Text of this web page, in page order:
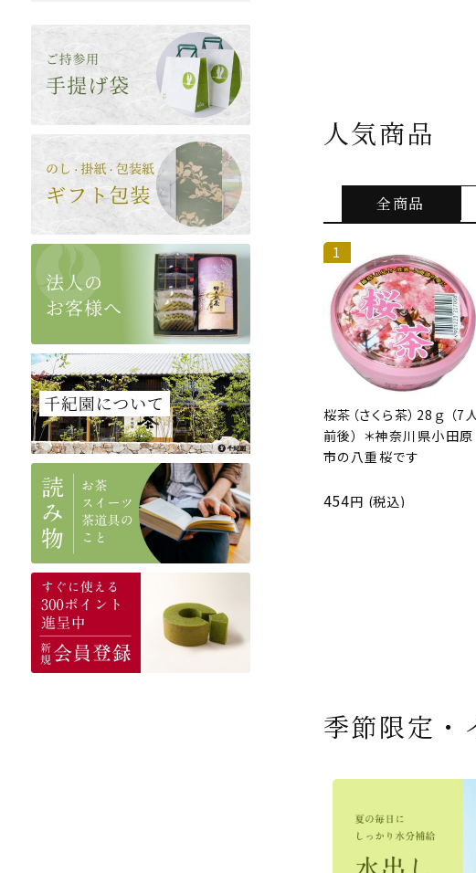
人気商品
全商品
桜茶（さくら茶）28ｇ （7
前後） ＊神奈川県小田原
市の八重桜です
454 (税込)
2,592 (税込)
市の八重桜です
(税込)
粧箱（カートン/ギフトボッ
クス）
(税込)
4,112 (税込)
(朱・赤・紫) (ポスト便対応
(税込)
季節限定・